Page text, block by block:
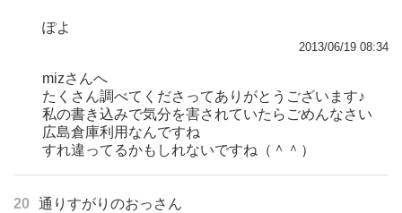
ぽよ
2013/06/19 08:34
mizさんへ
たくさん調べてくださってありがとうございます♪
私の書き込みで気分を害されていたらごめんなさい
広島倉庫利用なんですね
すれ違ってるかもしれないですね（＾＾）
20 通りすがりのおっさん